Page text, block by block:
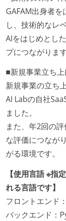
GAFAM出身者
し、技術的なレ
AIをはじめとし
プにつながりま
■新規事業立ち
新規事業の立ち
AI Labの自社
ました。
また、年2回の
な評価につなが
がる環境です。
【使用言語 ※指
れる言語です】
フロントエンド
バックエンド：